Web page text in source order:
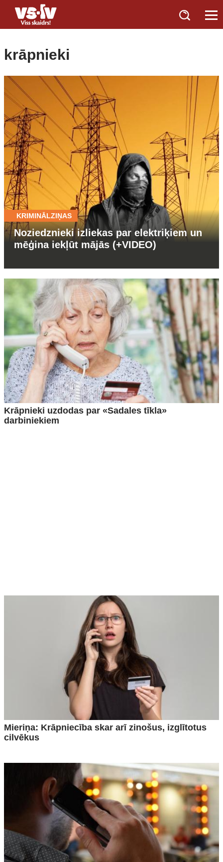
krāpnieki
KRIMINĀLZIŅAS
Noziedznieki izliekas par elektriķiem un
mēģina iekļūt mājās (+VIDEO)
Krāpnieki uzdodas par «Sadales tīkla»
darbiniekiem
Mieriņa: Krāpniecība skar arī zinošus, izglītotus
cilvēkus